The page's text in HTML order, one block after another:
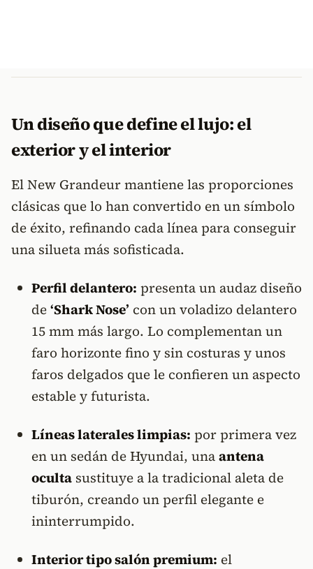
Un diseño que define el lujo: el
exterior y el interior
El New Grandeur mantiene las proporciones
clásicas que lo han convertido en un símbolo
de éxito, refinando cada línea para conseguir
una silueta más sofisticada.
Perfil delantero: presenta un audaz diseño
de‘Shark Nose’ con un voladizo delantero
15 mm más largo. Lo complementan un
faro horizonte fino y sin costuras y unos
faros delgados que le confieren un aspecto
estable y futurista.
Líneas laterales limpias: por primera vez
en un sedán de Hyundai, unaantena
ocultasustituye a la tradicional aleta de
tiburón, creando un perfil elegante e
ininterrumpido.
Interior tipo salón premium: el